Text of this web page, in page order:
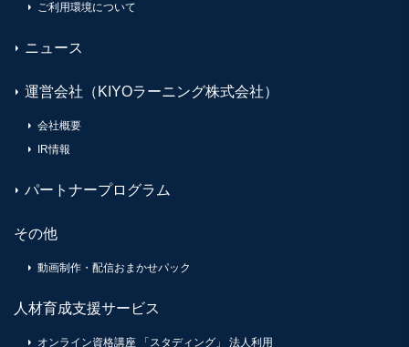
ご利用環境について
ニュース
運営会社（KIYOラーニング株式会社）
会社概要
IR情報
パートナープログラム
その他
動画制作・配信おまかせパック
人材育成支援サービス
オンライン資格講座 「スタディング」 法人利用